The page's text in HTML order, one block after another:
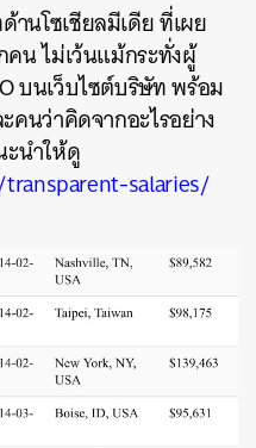
นโซเชียลมีเดีย ที่เผย
น ไม่เว้นแม้กระทั่งผู้
บนเว็บไซต์บริษัท พร้อม
คนว่าคิดจากอะไรอย่าง
นำให้ดู
salaries/